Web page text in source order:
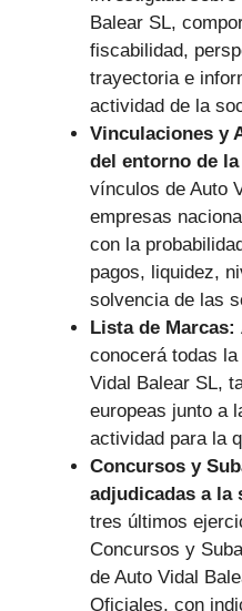
Balear SL,
fiscabilidad,
trayectoria e
actividad de la
Vinculaciones y
del entorno de
vínculos de Auto
empresas
con la
pagos, liquidez,
solvencia de las
Lista de Marcas:
conocerá todas
Vidal Balear SL,
europeas junto a
actividad para la
Concursos y
adjudicadas a la
tres últimos
Concursos y
de Auto Vidal
Oficiales, con